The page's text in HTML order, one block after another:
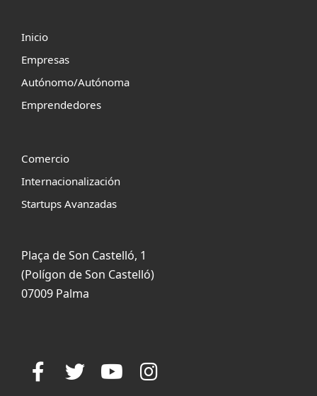
Inicio
Empresas
Autónomo/Autónoma
Emprendedores
Comercio
Internacionalización
Startups Avanzadas
Plaça de Son Castelló, 1
(Polígon de Son Castelló)
07009 Palma